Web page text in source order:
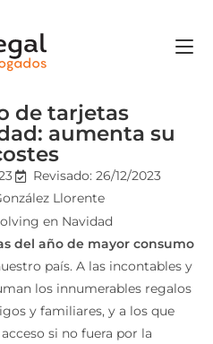
de tarjetas
aumenta su
Revisado: 26/12/2023
Llorente
del año de mayor consumo
país. A las incontables y
los innumerables regalos
y familiares, y a los que
si no fuera por la